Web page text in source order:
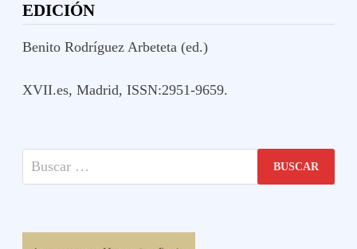
EDICIÓN
Benito Rodríguez Arbeteta (ed.)
XVII.es, Madrid, ISSN:2951-9659.
Buscar: